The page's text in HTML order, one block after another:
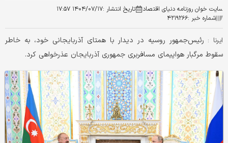
سایت خوان روزنامه دنیای اقتصاد تاریخ انتشار :۱۴۰۴/۰۷/۱۷ ۱۷:۵۷
شماره خبر :۴۲۱۹۲۶۶
ایرنا : رئیس‌جمهور روسیه در دیدار با همتای آذربایجانی خود، به خاطر
سقوط مرگبار هواپیمای مسافربری جمهوری آذربایجان عذرخواهی کرد.